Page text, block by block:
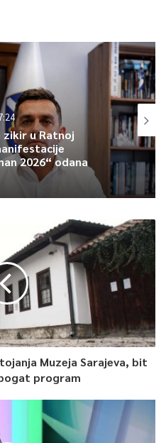
do danas proširile su se
kancelarije na Balkanu.
Crnoj Gori, Albaniji i Sjevernoj
1
Rating
zikir u Ratnoj
2026“ odana
Muzeja Sarajeva, bit
program